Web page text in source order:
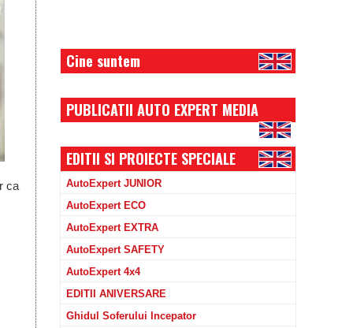
ca
Cine suntem
PUBLICATII AUTO EXPERT MEDIA
EDITII SI PROIECTE SPECIALE
AutoExpert JUNIOR
AutoExpert ECO
AutoExpert EXTRA
AutoExpert SAFETY
AutoExpert 4x4
EDITII ANIVERSARE
Ghidul Soferului Incepator